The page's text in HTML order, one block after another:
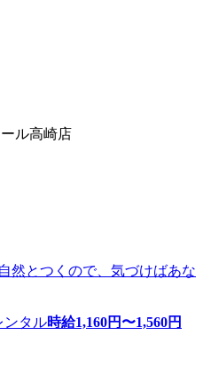
ル高崎店
然とつくので、気づけばあな
ンタル時給1,160円〜1,560円